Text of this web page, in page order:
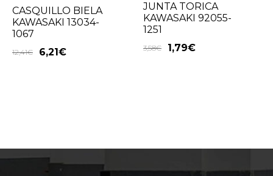
CASQUILLO BIELA
KAWASAKI 13034-
1067
12,41€ 6,21 €
JUNTA TORICA
KAWASAKI 92055-
1251
3,58€ 1,79€